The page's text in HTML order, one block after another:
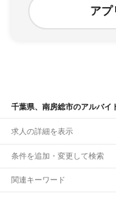
アプ
千葉県、南房総市のアルバイ
求人の詳細を表示
条件を追加・変更して検索
市区町村を追加・変更
関連キーワード